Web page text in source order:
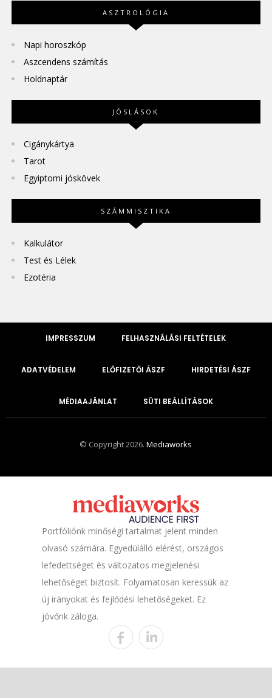
ASZTROLÓGIA
Napi horoszkóp
Aszcendens számítás
Holdnaptár
JÓSLÁSOK
Cigánykártya
Tarot
Egyiptomi jóskövek
SZÁMMISZTIKA
Kalkulátor
Test és Lélek
Ezotéria
IMPRESSZUM FELHASZNÁLÁSI FELTÉTELEK
ADATVÉDELEM ELŐFIZETŐI ÁSZF HIRDETÉSI ÁSZF
MÉDIAAJÁNLAT SÜTI BEÁLLÍTÁSOK
© Copyright 2026.Mediaworks
Portfóliónk minőségi tartalmat jelent minden
olvasó számára. Egyedülálló elérést, országos
lefedettséget és változatos megjelenési
lehetőséget biztosít. Folyamatosan keressük az
új irányokat és fejlődési lehetőségeket. Ez
jövőnk záloga.